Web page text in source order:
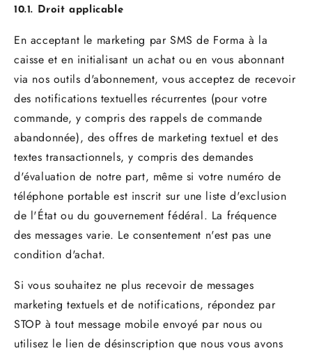
10.1. Droit applicable
En acceptant le marketing par SMS de Forma à la
caisse et en initialisant un achat ou en vous abonnant
via nos outils d'abonnement, vous acceptez de recevoir
des notifications textuelles récurrentes (pour votre
commande, y compris des rappels de commande
abandonnée), des offres de marketing textuel et des
textes transactionnels, y compris des demandes
d'évaluation de notre part, même si votre numéro de
téléphone portable est inscrit sur une liste d'exclusion
de l'État ou du gouvernement fédéral. La fréquence
des messages varie. Le consentement n'est pas une
condition d'achat.
Si vous souhaitez ne plus recevoir de messages
marketing textuels et de notifications, répondez par
STOP à tout message mobile envoyé par nous ou
utilisez le lien de désinscription que nous vous avons